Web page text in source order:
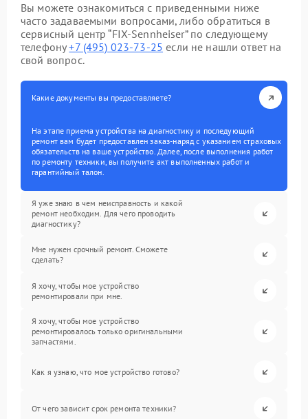
Вы можете ознакомиться с приведенными ниже
часто задаваемыми вопросами, либо обратиться в
сервисный центр “FIX-Sennheiser” по следующему
телефону+7 (495) 023-73-25 если не нашли ответ на
свой вопрос.
Какие документы вы предоставляете?
На этапе приема устройства на диагностику и последующий
ремонт вам будет предоставлен заказ-наряд с указанием страховых
обязательств на ваше устройство. Далее, после выполнения работ
по ремонту техники, вы получите акт выполненных работ и
гарантийный талон.
Я уже знаю в чем неисправность и какой
ремонт необходим. Для чего проводить
диагностику?
Мне нужен срочный ремонт. Сможете
сделать?
Я хочу, чтобы мое устройство
ремонтировали при мне.
Я хочу, чтобы мое устройство
ремонтировалось только оригинальными
запчастями.
Как я узнаю, что мое устройство готово?
От чего зависит срок ремонта техники?